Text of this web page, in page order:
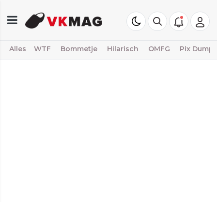
Alles WTF Bommetje Hilarisch OMFG Pix Dump